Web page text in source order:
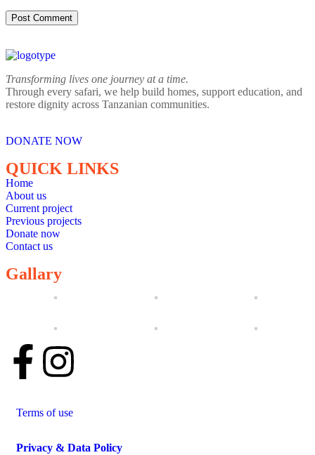
Transforming lives one journey at a time.
Through every safari, we help build homes, support education, and
restore dignity across Tanzanian communities.
DONATE NOW
QUICK LINKS
Home
About us
Current project
Previous projects
Donate now
Contact us
Gallary
Terms of use
Privacy & Data Policy